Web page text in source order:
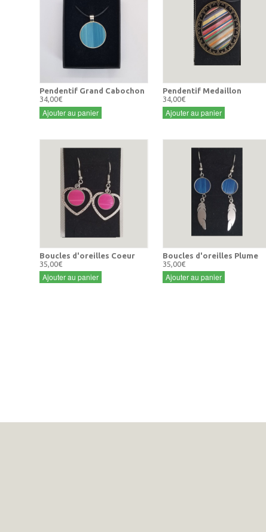
Pendentif Grand Cabochon
34,00€
Ajouter au panier
Pendentif Medaillon
34,00€
Ajouter au panier
Boucles d'oreilles Coeur
35,00€
Ajouter au panier
Boucles d'oreilles Plume
35,00€
Ajouter au panier